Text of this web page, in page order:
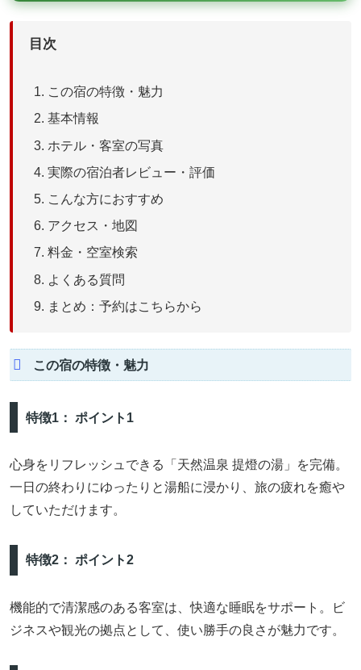
目次
この宿の特徴・魅力
基本情報
ホテル・客室の写真
実際の宿泊者レビュー・評価
こんな方におすすめ
アクセス・地図
料金・空室検索
よくある質問
まとめ：予約はこちらから
この宿の特徴・魅力
特徴1： ポイント1
心身をリフレッシュできる「天然温泉 提燈の湯」を完備。
一日の終わりにゆったりと湯船に浸かり、旅の疲れを癒や
していただけます。
特徴2： ポイント2
機能的で清潔感のある客室は、快適な睡眠をサポート。ビ
ジネスや観光の拠点として、使い勝手の良さが魅力です。